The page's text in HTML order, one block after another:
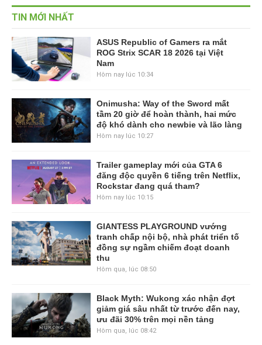
TIN MỚI NHẤT
ASUS Republic of Gamers ra mắt
ROG Strix SCAR 18 2026 tại Việt
Nam
Hôm nay lúc 10:34
Onimusha: Way of the Sword mất
tầm 20 giờ để hoàn thành, hai mức
độ khó dành cho newbie và lão làng
Hôm nay lúc 10:27
Trailer gameplay mới của GTA 6
đăng độc quyền 6 tiếng trên Netflix,
Rockstar đang quá tham?
Hôm nay lúc 10:15
GIANTESS PLAYGROUND vướng
tranh chấp nội bộ, nhà phát triển tố
đồng sự ngầm chiếm đoạt doanh
thu
Hôm qua, lúc 08:50
Black Myth: Wukong xác nhận đợt
giảm giá sâu nhất từ trước đến nay,
ưu đãi 30% trên mọi nền tảng
Hôm qua, lúc 08:42